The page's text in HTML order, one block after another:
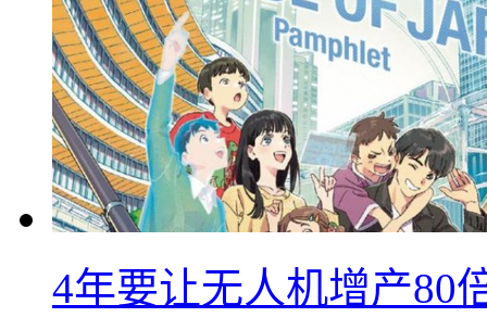
4年要让无人机增产80